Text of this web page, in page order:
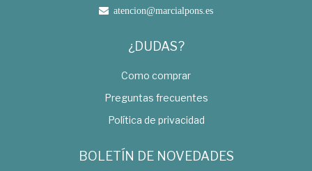
atencion@marcialpons.es
¿DUDAS?
Como comprar
Preguntas frecuentes
Política de privacidad
BOLETÍN DE NOVEDADES